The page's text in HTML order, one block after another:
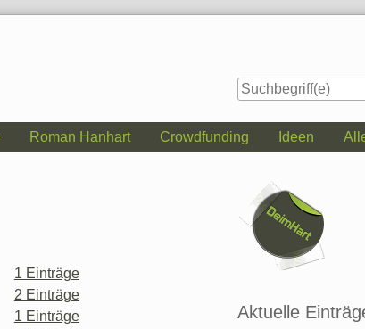
Roman Hanhart Crowdfunding Ideen
1 Einträge
2 Einträge
1 Einträge
Seitenleiste
Aktuelle